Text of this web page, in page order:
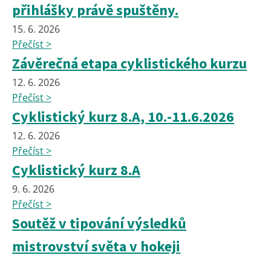
přihlášky právě spuštěny.
15. 6. 2026
Přečíst >
Závěrečná etapa cyklistického kurzu
12. 6. 2026
Přečíst >
Cyklistický kurz 8.A, 10.-11.6.2026
12. 6. 2026
Přečíst >
Cyklistický kurz 8.A
9. 6. 2026
Přečíst >
Soutěž v tipování výsledků
mistrovství světa v hokeji